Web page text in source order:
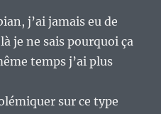
j’ai jamais eu de
je ne sais pourquoi ça
temps j’ai plus
sur ce type